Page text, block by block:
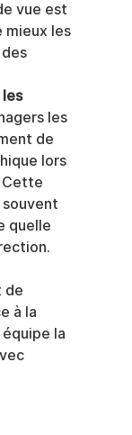
vue est
mieux les
les
les
de
lors
Cette
quelle
de
à la
la